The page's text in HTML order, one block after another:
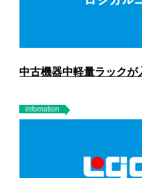
中古機器中軽量ラックが
infomation